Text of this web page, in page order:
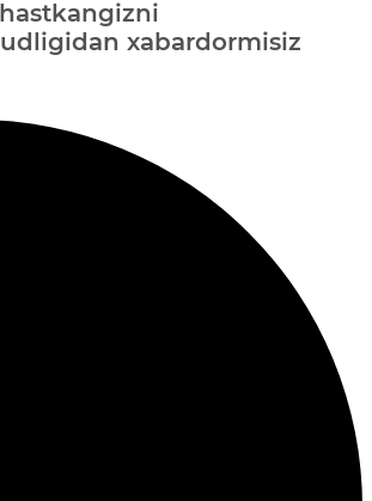
xabardormisiz